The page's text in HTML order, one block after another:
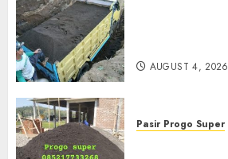
AUGUST 4, 2026
Pasir Progo Super